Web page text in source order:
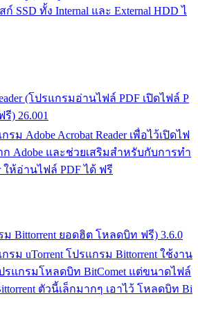
SSD ทั้ง Internal และ External HDD ไ
(โปรแกรมอ่านไฟล์ PDF เปิดไฟล์ P
) 26.001
ม Adobe Acrobat Reader เพื่อไว้เปิดไฟ
ก Adobe และช่วยเสริมสำหรับกับการทำ
ให้อ่านไฟล์ PDF ได้ ฟรี
ม Bittorrent ยอดฮิต โหลดบิท ฟรี) 3.6.0
ม uTorrent โปรแกรม Bittorrent ใช้งาน
รแกรมโหลดบิท BitComet แต่ขนาดไฟล์
ตัวนี้เล็กมากๆ เอาไว้ โหลดบิท Bi